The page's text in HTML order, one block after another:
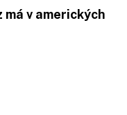
v amerických